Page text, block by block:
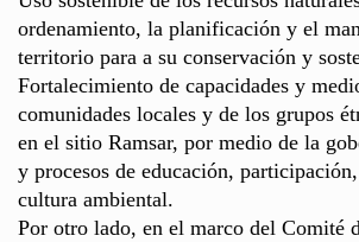
ordenamiento, la planificación y el
territorio para a su conservación y
Fortalecimiento de capacidades y
comunidades locales y de los grupos
en el sitio Ramsar, por medio de la
y procesos de educación,
cultura ambiental.
Por otro lado, en el marco del Comité